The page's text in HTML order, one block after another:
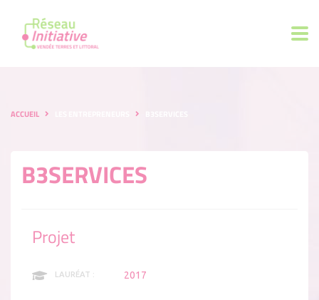
ACCUEIL
B3SERVICES
Projet
LAURÉAT : 2017